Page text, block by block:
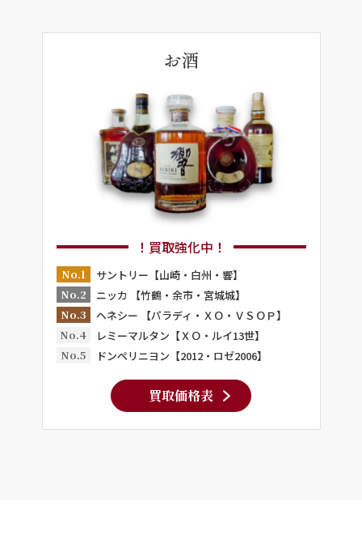
お酒
！買取強化中！
No.1
サントリー【山崎・白州・響】
No.2
ニッカ 【竹鶴・余市・宮城城】
No.3
ヘネシー 【パラディ・ＸＯ・ＶＳＯＰ】
No.4
レミーマルタン【ＸＯ・ルイ13世】
No.5
ドンペリニヨン【2012・ロゼ2006】
買取価格表